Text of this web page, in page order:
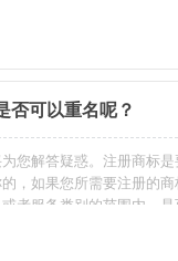
的其他行为。侵权的人通
行为的人要承担赔偿的责
否可以重名呢？
您解答疑惑。注册商标
，如果您所需要注册的
者服务类别的范围内，
答能帮到您。